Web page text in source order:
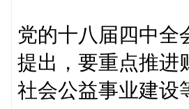
党的十八届四中全
提出，要重点推进
社会公益事业建设